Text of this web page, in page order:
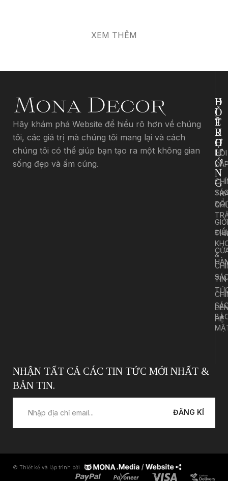
XEM THÊM
Hãy khám phá Website để hiểu rõ hơn về chúng
tôi, các giá trị mà chúng tôi mang lại và cách
chúng tôi có thể giúp bạn tạo ra một không gian
sống đẹp và ấm cúng.
Đ
I
Ề
U
H
Ư
Ớ
N
G
GIỚI
TIN
HỆ
H
Ỗ
T
R
Ợ
HỎI
ĐỔI
&
NHẬN TẤT CẢ CÁC TIN TỨC MỚI NHẤT &
BẢN TIN.
ĐĂNG KÍ
© Thiết kế và lập trình bởi